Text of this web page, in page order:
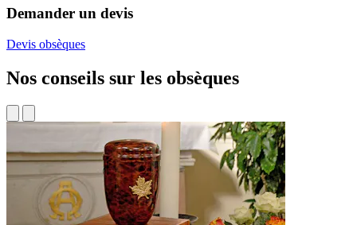
Demander un devis
Devis obsèques
Nos conseils sur les obsèques